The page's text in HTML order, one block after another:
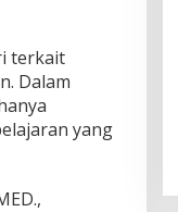
terkait
Dalam
yang